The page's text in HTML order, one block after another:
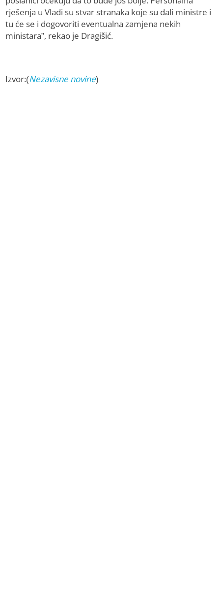
rješenja u Vladi su stvar stranaka koje su dali ministre i
tu će se i dogovoriti eventualna zamjena nekih
ministara”, rekao je Dragišić.
Izvor:(Nezavisne novine)